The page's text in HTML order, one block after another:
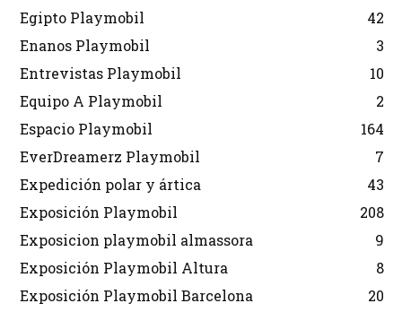
Egipto Playmobil
42
Enanos Playmobil
3
Entrevistas Playmobil
10
Equipo A Playmobil
2
Espacio Playmobil
164
EverDreamerz Playmobil
7
Expedición polar y ártica
43
Exposición Playmobil
208
Exposicion playmobil almassora
9
Exposición Playmobil Altura
8
Exposición Playmobil Barcelona
20